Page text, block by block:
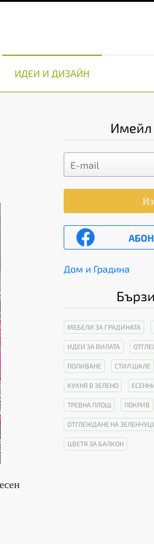
ИДЕИ И ДИЗАЙН
Имейл
Дом и Градина
МЕБЕЛИ ЗА ГРАДИНАТА
ИДЕИ ЗА ВИЛАТА
ПОЛИВАНЕ СТИЛ ШАЛЕ
КУХНЯ В ЗЕЛЕНО
ТРЕВНА ПЛОЩ ПОКРИВ
ОТГЛЕЖДАНЕ НА
ЦВЕТЯ ЗА БАЛКОН